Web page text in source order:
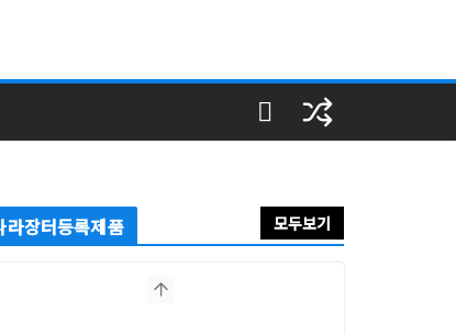
라장터등록제품 모두보기